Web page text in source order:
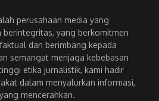
perusahaan media yang
berintegritas, yang berkomitmen
dan berimbang kepada
semangat menjaga kebebasan
etika jurnalistik, kami hadir
dalam menyalurkan informasi,
mencerahkan.